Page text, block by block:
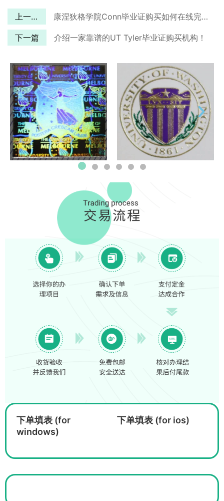
上一篇 康涅狄格学院Conn毕业证购买如何在线完成？
下一篇 介绍一家靠谱的UT Tyler毕业证购买机构！
下单填表 (for
windows)
下单填表 (for ios)